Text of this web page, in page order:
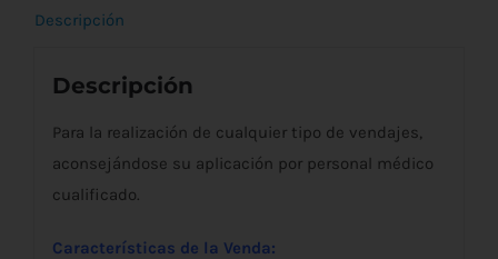
Descripción
Descripción
Para la realización de cualquier tipo de vendajes,
aconsejándose su aplicación por personal médico
cualificado.
Características de la Venda: